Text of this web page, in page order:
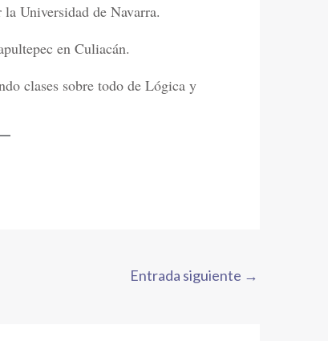
Universidad de Navarra.
en Culiacán.
clases sobre todo de Lógica y
Entrada siguiente →